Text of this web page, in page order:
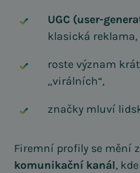
UGC (user-
klasická reklama,
roste význam
„virálních“,
značky mluví
Firemní profily se mění
komunikační kanál,